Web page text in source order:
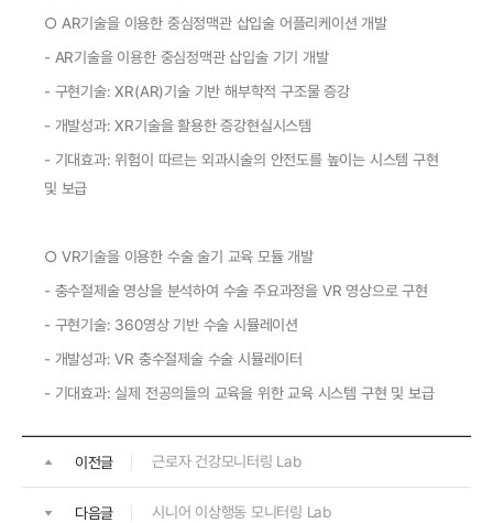
○ AR기술을 이용한 중심정맥관 삽입술 어플리케이션 개발
- AR기술을 이용한 중심정맥관 삽입술 기기 개발
- 구현기술: XR(AR)기술 기반 해부학적 구조물 증강
- 개발성과: XR기술을 활용한 증강현실시스템
- 기대효과: 위험이 따르는 외과시술의 안전도를 높이는 시스템 구현
및 보급
○ VR기술을 이용한 수술 술기 교육 모듈 개발
- 충수절제술 영상을 분석하여 수술 주요과정을 VR 영상으로 구현
- 구현기술: 360영상 기반 수술 시뮬레이션
- 개발성과: VR 충수절제술 수술 시뮬레이터
- 기대효과: 실제 전공의들의 교육을 위한 교육 시스템 구현 및 보급
이전글 근로자 건강모니터링 Lab
다음글 시니어 이상행동 모니터링 Lab